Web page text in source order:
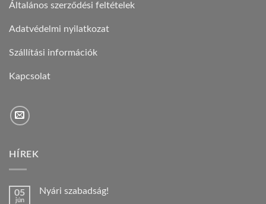
Általános szerződési feltételek
Adatvédelmi nyilatkozat
Szállítási információk
Kapcsolat
HÍREK
05
jún
Nyári szabadság!